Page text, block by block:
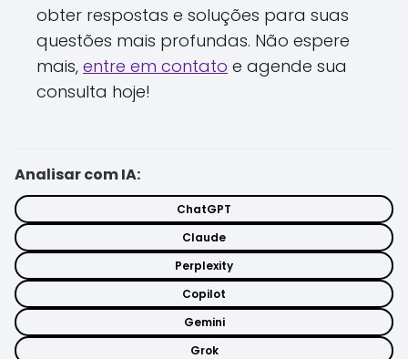
obter respostas e soluções para suas
questões mais profundas. Não espere
mais, entre em contato e agende sua
consulta hoje!
Analisar com IA:
ChatGPT
Claude
Perplexity
Copilot
Gemini
Grok